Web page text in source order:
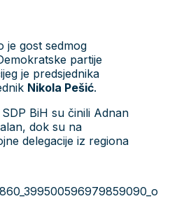
je gost sedmog
partije
je predsjednika
Nikola Pešić.
BiH su činili Adnan
dok su na
delegacije iz regiona